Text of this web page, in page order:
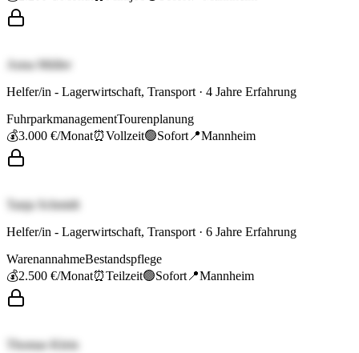
Anna Müller
Helfer/in - Lagerwirtschaft, Transport · 4 Jahre Erfahrung
FuhrparkmanagementTourenplanung
💰3.000 €/Monat⏰Vollzeit🟢Sofort 📍Mannheim
Tanja Schmidt
Helfer/in - Lagerwirtschaft, Transport · 6 Jahre Erfahrung
WarenannahmeBestandspflege
💰2.500 €/Monat⏰Teilzeit🟢Sofort 📍Mannheim
Thomas Klein